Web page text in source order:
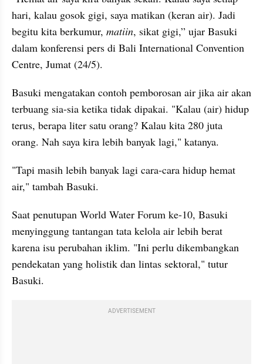
hari, kalau gosok gigi, saya matikan (keran air). Jadi
begitu kita berkumur, matiin, sikat gigi,” ujar Basuki
dalam konferensi pers di Bali International Convention
Centre, Jumat (24/5).
Basuki mengatakan contoh pemborosan air jika air akan
terbuang sia-sia ketika tidak dipakai. "Kalau (air) hidup
terus, berapa liter satu orang? Kalau kita 280 juta
orang. Nah saya kira lebih banyak lagi," katanya.
"Tapi masih lebih banyak lagi cara-cara hidup hemat
air," tambah Basuki.
Saat penutupan World Water Forum ke-10, Basuki
menyinggung tantangan tata kelola air lebih berat
karena isu perubahan iklim. "Ini perlu dikembangkan
pendekatan yang holistik dan lintas sektoral," tutur
Basuki.
ADVERTISEMENT